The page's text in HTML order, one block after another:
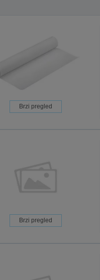
Brzi pregled
Brzi pregled